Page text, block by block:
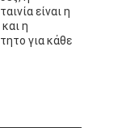
είναι η
η
για κάθε